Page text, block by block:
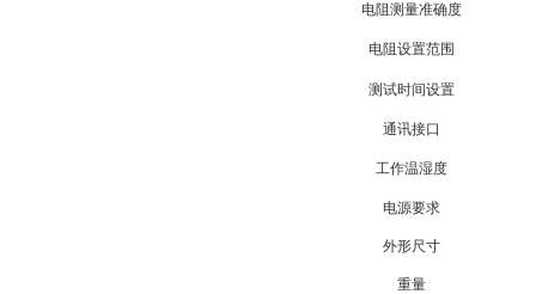
电阻测量准确度
电阻设置范围
测试时间设置
通讯接口
工作温湿度
电源要求
外形尺寸
重量